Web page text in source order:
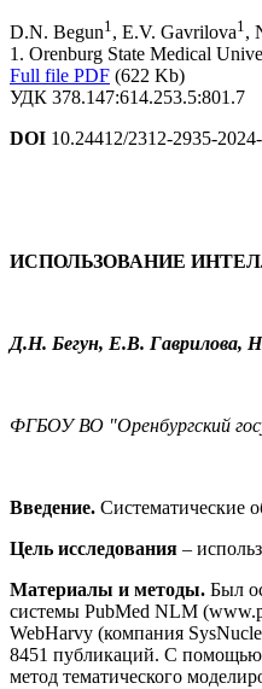
D.N. Begun1 , E.V. Gavrilova1 ,
1. Orenburg State Medical
Full file PDF (622 Kb)
УДК 378.147:614.253.5:801.7
DOI 10.24412/2312-2935-
ИСПОЛЬЗОВАНИЕ
Д.Н. Бегун, Е.В. Гаврилова,
ФГБОУ ВО "Оренбургский
Введение. Систематические
Цель исследования –
Материалы и методы. Был
системы PubMed NLM
WebHarvy (компания
8451 публикаций. С помощью
метод тематического